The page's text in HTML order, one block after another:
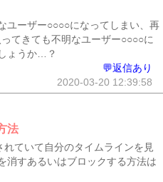
ユーザー○○○○になってしまい、再
てきても不明なユーザー○○○○に
ょうか…？
💬返信あり
2020-03-20 12:39:58
法
ていて自分のタイムラインを見
消すあるいはブロックする方法は